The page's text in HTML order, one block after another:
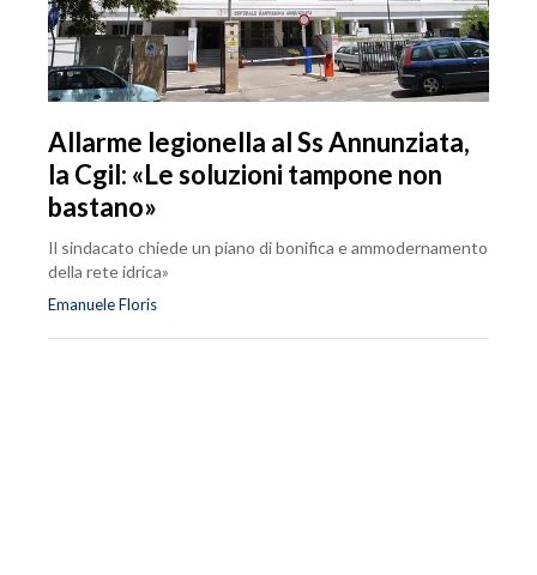
Allarme legionella al Ss Annunziata,
la Cgil: «Le soluzioni tampone non
bastano»
Il sindacato chiede un piano di bonifica e ammodernamento
della rete idrica»
Emanuele Floris